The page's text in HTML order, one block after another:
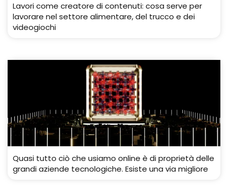
Lavori come creatore di contenuti: cosa serve per
lavorare nel settore alimentare, del trucco e dei
videogiochi
Quasi tutto ciò che usiamo online è di proprietà delle
grandi aziende tecnologiche. Esiste una via migliore